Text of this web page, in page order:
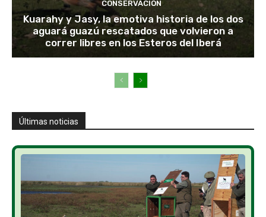
CONSERVACIÓN
Kuarahy y Jasy, la emotiva historia de los dos
aguará guazú rescatados que volvieron a
correr libres en los Esteros del Iberá
Últimas noticias